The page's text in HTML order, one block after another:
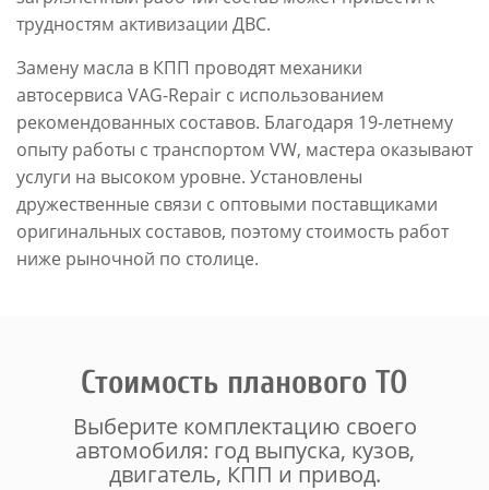
трудностям активизации ДВС.
Замену масла в КПП проводят механики
автосервиса VAG-Repair с использованием
рекомендованных составов. Благодаря 19-летнему
опыту работы с транспортом VW, мастера оказывают
услуги на высоком уровне. Установлены
дружественные связи с оптовыми поставщиками
оригинальных составов, поэтому стоимость работ
ниже рыночной по столице.
Стоимость планового ТО
Выберите комплектацию своего
автомобиля: год выпуска, кузов,
двигатель, КПП и привод.